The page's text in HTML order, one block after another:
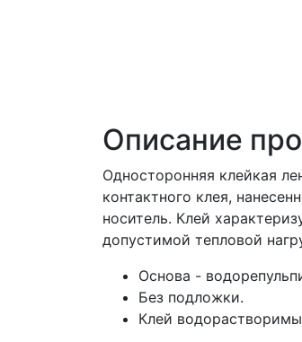
Описание
Односторонняя клейкая
контактного клея,
носитель. Клей
допустимой тепловой
Основа -
Без подложки.
Клей